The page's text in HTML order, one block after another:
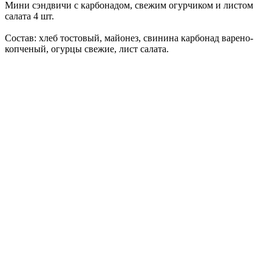
Мини сэндвичи с карбонадом, свежим огурчиком и листом
салата 4 шт.
Состав: хлеб тостовый, майонез, свинина карбонад варено-
копченый, огурцы свежие, лист салата.